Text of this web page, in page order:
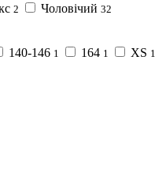
2 Чоловічий 32
140-146 1 164 1 XS 1